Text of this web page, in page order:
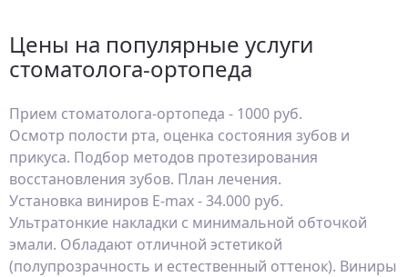
Цены на популярные услуги
стоматолога-ортопеда
Прием стоматолога-ортопеда - 1000 руб.
Осмотр полости рта, оценка состояния зубов и
прикуса. Подбор методов протезирования
восстановления зубов. План лечения.
Установка виниров E-max - 34.000 руб.
Ультратонкие накладки с минимальной обточкой
эмали. Обладают отличной эстетикой
(полупрозрачность и естественный оттенок). Виниры